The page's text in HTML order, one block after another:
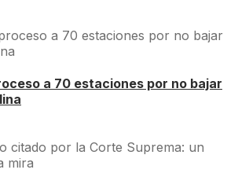
a 70 estaciones por no bajar